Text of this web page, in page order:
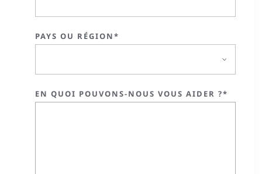
PAYS OU RÉGION*
EN QUOI POUVONS-NOUS VOUS AIDER ?*